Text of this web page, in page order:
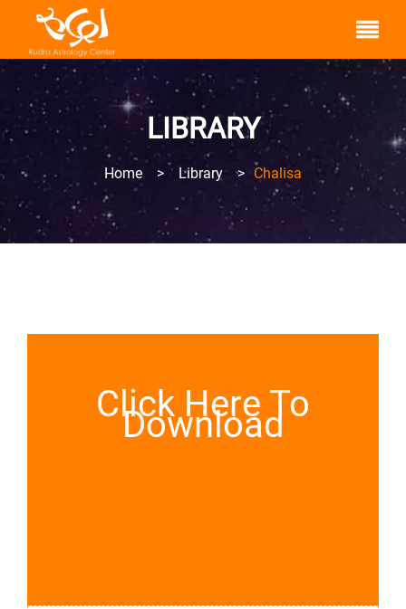
LIBRARY
Home > Library > Chalisa
Click Here To
Download